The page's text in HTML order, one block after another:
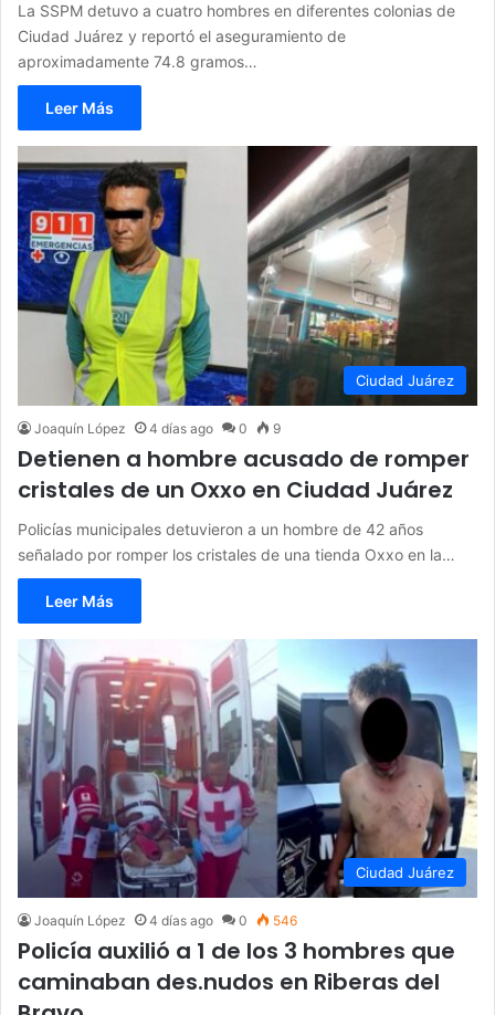
La SSPM detuvo a cuatro hombres en diferentes colonias de
Ciudad Juárez y reportó el aseguramiento de
aproximadamente 74.8 gramos…
Leer Más
Ciudad Juárez
Joaquín López 4 días ago 0 9
Detienen a hombre acusado de romper
cristales de un Oxxo en Ciudad Juárez
Policías municipales detuvieron a un hombre de 42 años
señalado por romper los cristales de una tienda Oxxo en la…
Leer Más
Ciudad Juárez
Joaquín López 4 días ago 0 546
Policía auxilió a 1 de los 3 hombres que
caminaban des.nudos en Riberas del